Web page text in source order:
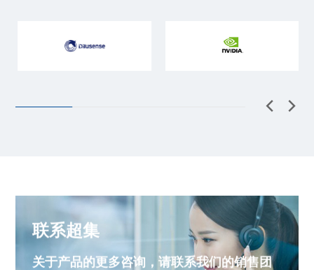
联系超集
关于产品的更多咨询，请联系我们的销售团